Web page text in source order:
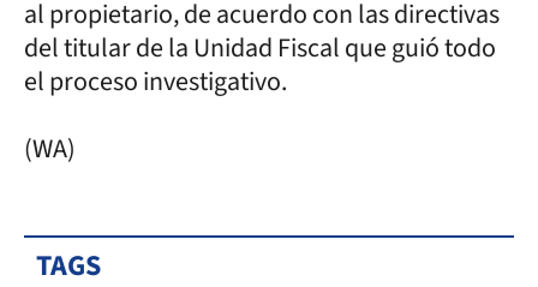
al propietario, de acuerdo con las directivas
del titular de la Unidad Fiscal que guió todo
el proceso investigativo.
(WA)
TAGS